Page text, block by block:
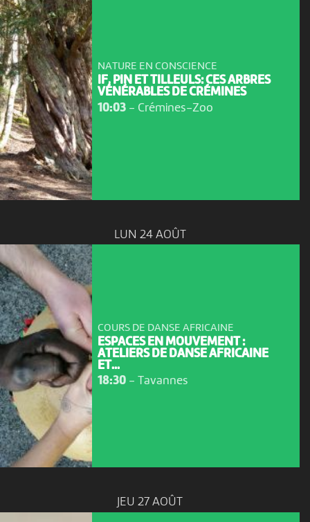
NATURE EN CONSCIENCE
IF, PIN ET TILLEULS: CES ARBRES
VÉNÉRABLES DE CRÉMINES
10:03- Crémines-Zoo
LUN 24 AOÛT
COURS DE DANSE AFRICAINE
ESPACES EN MOUVEMENT :
ATELIERS DE DANSE AFRICAINE
ET...
18:30- Tavannes
JEU 27 AOÛT